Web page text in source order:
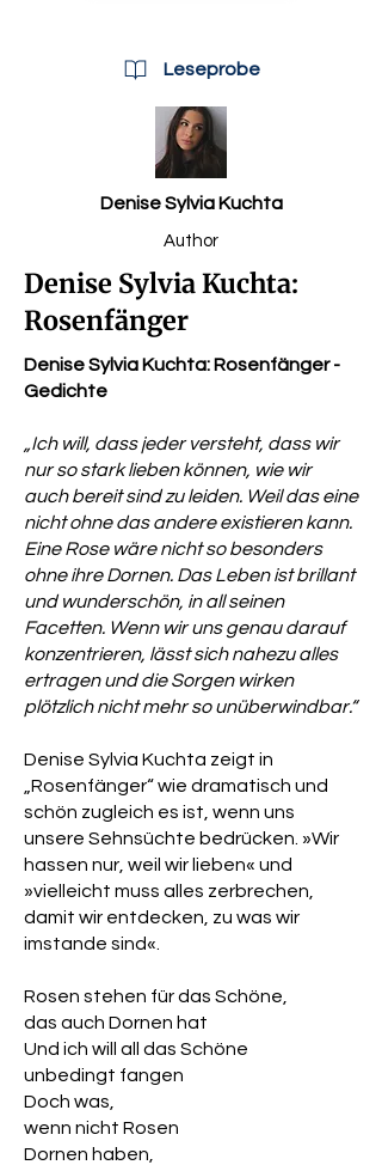
Leseprobe
Denise Sylvia Kuchta
Author
Denise Sylvia Kuchta:
Rosenfänger
Denise Sylvia Kuchta: Rosenfänger -
Gedichte
„Ich will, dass jeder versteht, dass wir
nur so stark lieben können, wie wir
auch bereit sind zu leiden. Weil das eine
nicht ohne das andere existieren kann.
Eine Rose wäre nicht so besonders
ohne ihre Dornen. Das Leben ist brillant
und wunderschön, in all seinen
Facetten. Wenn wir uns genau darauf
konzentrieren, lässt sich nahezu alles
ertragen und die Sorgen wirken
plötzlich nicht mehr so unüberwindbar.“
Denise Sylvia Kuchta zeigt in
„Rosenfänger“ wie dramatisch und
schön zugleich es ist, wenn uns
unsere Sehnsüchte bedrücken. »Wir
hassen nur, weil wir lieben« und
»vielleicht muss alles zerbrechen,
damit wir entdecken, zu was wir
imstande sind«.
Rosen stehen für das Schöne,
das auch Dornen hat
Und ich will all das Schöne
unbedingt fangen
Doch was,
wenn nicht Rosen
Dornen haben,